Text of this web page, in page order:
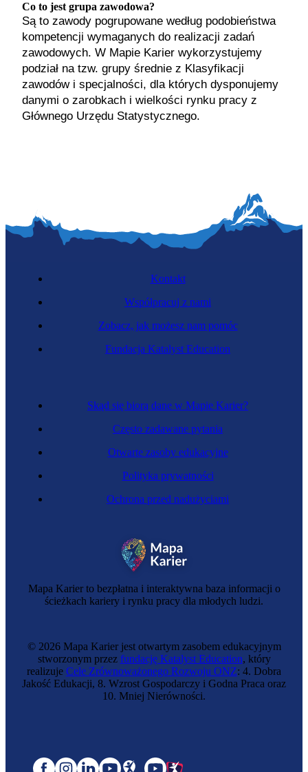
Co to jest grupa zawodowa?
Są to zawody pogrupowane według podobieństwa
kompetencji wymaganych do realizacji zadań
zawodowych. W Mapie Karier wykorzystujemy
podział na tzw. grupy średnie z Klasyfikacji
zawodów i specjalności, dla których dysponujemy
danymi o zarobkach i wielkości rynku pracy z
Głównego Urzędu Statystycznego.
Mapa Karier to bezpłatna i interaktywna baza informacji o
ścieżkach kariery i rynku pracy dla młodych ludzi.
Skąd się biorą dane w Mapie Karier?
Często zadawane pytania
Otwarte zasoby edukacyjne
Polityka prywatności
Ochrona przed nadużyciami
Kontakt
Współpracuj z nami
Zobacz, jak możesz nam pomóc
Fundacja Katalyst Education
© 2026 Mapa Karier jest otwartym zasobem edukacyjnym
stworzonym przez fundację Katalyst Education, który
realizuje Cele Zrównoważonego Rozwoju ONZ: 4. Dobra
Jakość Edukacji, 8. Wzrost Gospodarczy i Godna Praca oraz
10. Mniej Nierówności.